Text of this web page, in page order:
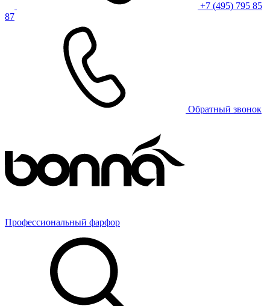
+7 (495) 795 85
87
Обратный звонок
Профессиональный фарфор